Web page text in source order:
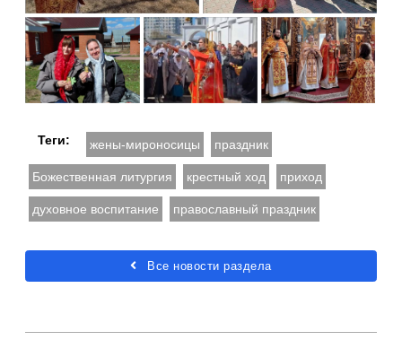
Теги: жены‑мироносицы праздник
Божественная литургия крестный ход приход
духовное воспитание православный праздник
Все новости раздела